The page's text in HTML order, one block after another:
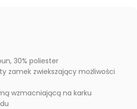
30% poliester
zamek zwiekszający możliwości
wzmacniającą na karku